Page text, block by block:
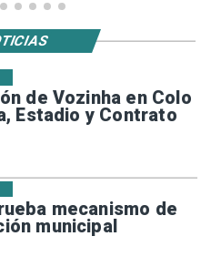
de Vozinha en Colo
Estadio y Contrato
mecanismo de
municipal